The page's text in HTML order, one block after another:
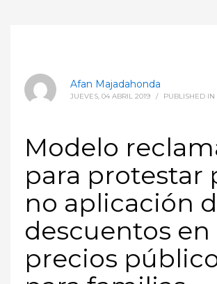
Afan Majadahonda
JUEVES, 04 ABRIL 2019 / PUBLISHED IN
Modelo
para protestar
no aplicación
descuentos en
precios